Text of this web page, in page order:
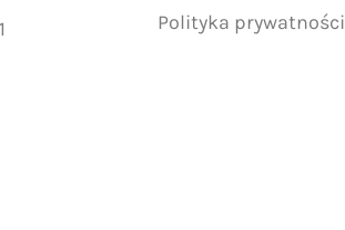
Polityka prywatności